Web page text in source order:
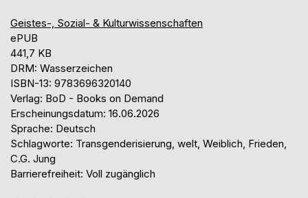
Geistes-, Sozial- & Kulturwissenschaften
ePUB
441,7 KB
DRM: Wasserzeichen
ISBN-13: 9783696320140
Verlag: BoD - Books on Demand
Erscheinungsdatum: 16.06.2026
Sprache: Deutsch
Schlagworte: Transgenderisierung, welt, Weiblich, Frieden,
C.G. Jung
Barrierefreiheit: Voll zugänglich